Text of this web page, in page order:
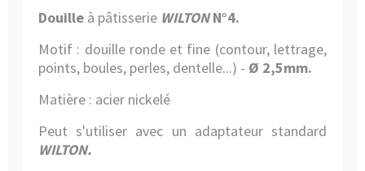
Douille à pâtisserie WILTONN°4.
Motif : douille ronde et fine (contour, lettrage,
points, boules, perles, dentelle...) - Ø 2,5mm.
Matière : acier nickelé
Peut s'utiliser avec un adaptateur standard
WILTON.